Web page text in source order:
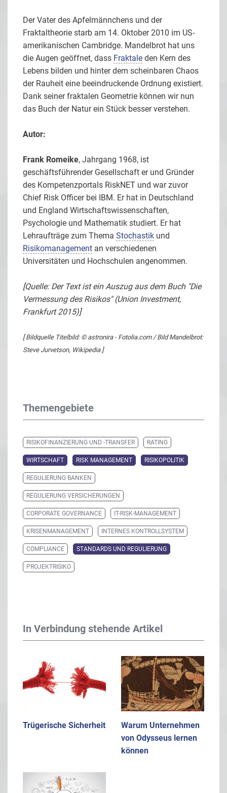
Der Vater des Apfelmännchens und der
Fraktaltheorie starb am 14. Oktober 2010 im US-
amerikanischen Cambridge. Mandelbrot hat uns
die Augen geöffnet, dass Fraktale den Kern des
Lebens bilden und hinter dem scheinbaren Chaos
der Rauheit eine beeindruckende Ordnung existiert.
Dank seiner fraktalen Geometrie können wir nun
das Buch der Natur ein Stück besser verstehen.
Autor:
Frank Romeike, Jahrgang 1968, ist
geschäftsführender Gesellschaft er und Gründer
des Kompetenzportals RiskNET und war zuvor
Chief Risk Officer bei IBM. Er hat in Deutschland
und England Wirtschaftswissenschaften,
Psychologie und Mathematik studiert. Er hat
Lehraufträge zum Thema Stochastik und
Risikomanagement an verschiedenen
Universitäten und Hochschulen angenommen.
[Quelle: Der Text ist ein Auszug aus dem Buch "Die
Vermessung des Risikos" (Union Investment,
Frankfurt 2015)]
[ Bildquelle Titelbild: © astronira - Fotolia.com / Bild Mandelbrot:
Steve Jurvetson, Wikipedia ]
Themengebiete
RISIKOFINANZIERUNG UND -TRANSFER RATING
WIRTSCHAFT RISK MANAGEMENT RISIKOPOLITIK
REGULIERUNG BANKEN
REGULIERUNG VERSICHERUNGEN
CORPORATE GOVERNANCE IT-RISK-MANAGEMENT
KRISENMANAGEMENT INTERNES KONTROLLSYSTEM
COMPLIANCE STANDARDS UND REGULIERUNG
PROJEKTRISIKO
In Verbindung stehende Artikel
Trügerische Sicherheit
Warum Unternehmen
von Odysseus lernen
können